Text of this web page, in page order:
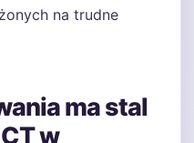
na trudne
ma stal
w